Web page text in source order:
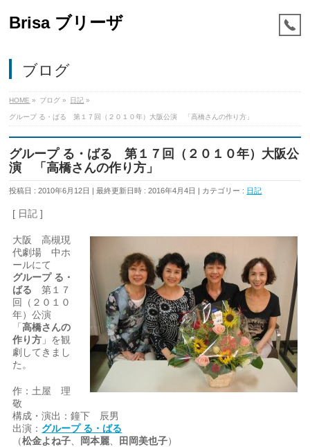
Brisa ブリーザ
ブログ
HOME » ブログ » 日記 »
グループ る・ばる 第１７回（２０１０年）大阪公演 「高橋さんの作り方」
グループ る・ばる 第１７回（２０１０年）大阪公
演 「高橋さんの作り方」
投稿日 : 2010年6月12日 最終更新日時 : 2016年4月4日 カテゴリー : 日記
[ 日記 ]
大阪 高槻現
代劇場 中ホ
ールにて
グループ る・
ばる 第１７
回（２０１０
年）公演
「高橋さんの
作り方 」を観
劇してきまし
た。
作：土屋 理
敬
構成・演出：鐘下 辰男
出演： グループ る・ばる
（松金よね子 岡本麗 田岡美也子）